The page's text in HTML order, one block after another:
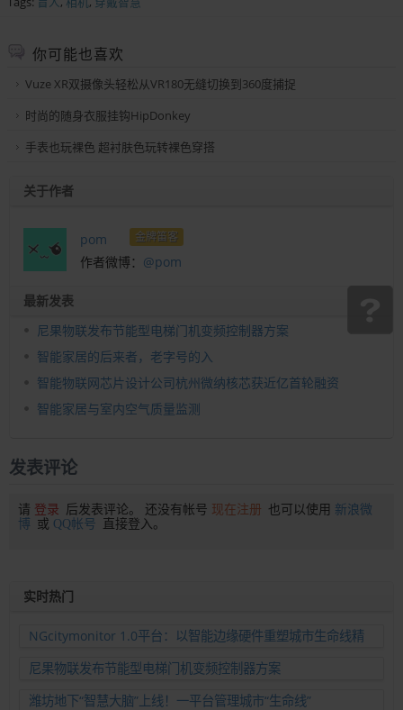
你可能也喜欢
Vuze XR双摄像头轻松从VR180无缝切换到360度捕捉
时尚的随身衣服挂钩HipDonkey
手表也玩裸色 超衬肤色玩转裸色穿搭
关于作者
pom 金牌笛客
作者微博： @pom
最新发表
尼果物联发布节能型电梯门机变频控制器方案
智能家居的后来者，老字号的入
智能物联网芯片设计公司杭州微纳核芯获近亿首轮融资
智能家居与室内空气质量监测
发表评论
请 登录 后发表评论。 还没有帐号 现在注册 也可以使用 新浪微
博 或 QQ帐号 直接登入。
实时热门
NGcitymonitor 1.0平台：以智能边缘硬件重塑城市生命线精
准运维新范式
尼果物联发布节能型电梯门机变频控制器方案
潍坊地下“智慧大脑”上线！一平台管理城市“生命线”